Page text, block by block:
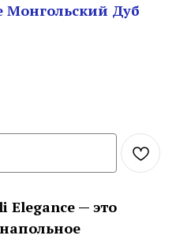
Монгольский Дуб
— это